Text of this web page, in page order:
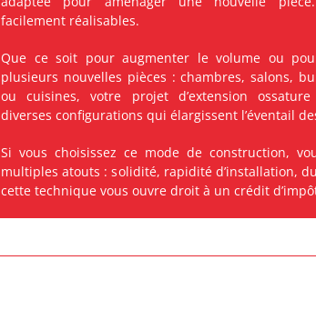
facilement réalisables.
Que ce soit pour augmenter le volume ou
plusieurs nouvelles pièces : chambres, salons,
ou cuisines, votre projet d’extension
diverses configurations qui élargissent l’éventail
Si vous choisissez ce mode de construction,
multiples atouts : solidité, rapidité d’installation,
cette technique vous ouvre droit à un crédit